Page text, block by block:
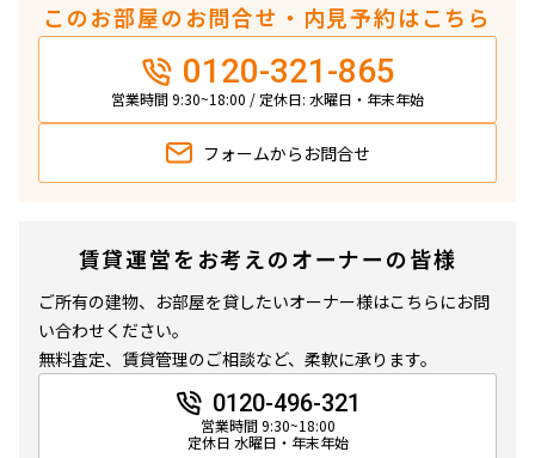
このお部屋のお問合せ・内見予約はこちら
0120-321-865
営業時間 9:30~18:00 / 定休日: 水曜日・年末年始
フォームから お問合せ
賃貸運営をお考えのオーナーの皆様
ご所有の建物、お部屋を貸したいオーナー様はこちらにお問
い合わせください。
無料査定、賃貸管理のご相談など、柔軟に承ります。
0120-496-321
営業時間 9:30~18:00
定休日 水曜日・年末年始